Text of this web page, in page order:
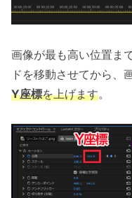
画像が最も高い位置ま
ドを移動させてから、
Y座標を上げます。